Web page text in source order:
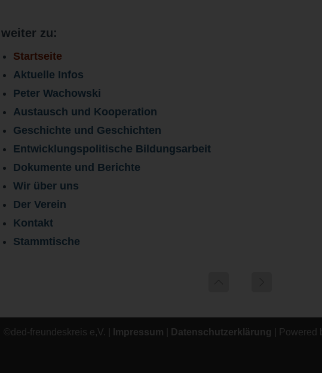
weiter zu:
Startseite
Aktuelle Infos
Peter Wachowski
Austausch und Kooperation
Geschichte und Geschichten
Entwicklungspolitische Bildungsarbeit
Dokumente und Berichte
Wir über uns
Der Verein
Kontakt
Stammtische
©ded-freundeskreis e,V. | Impressum Datenschutzerklärung | Powered